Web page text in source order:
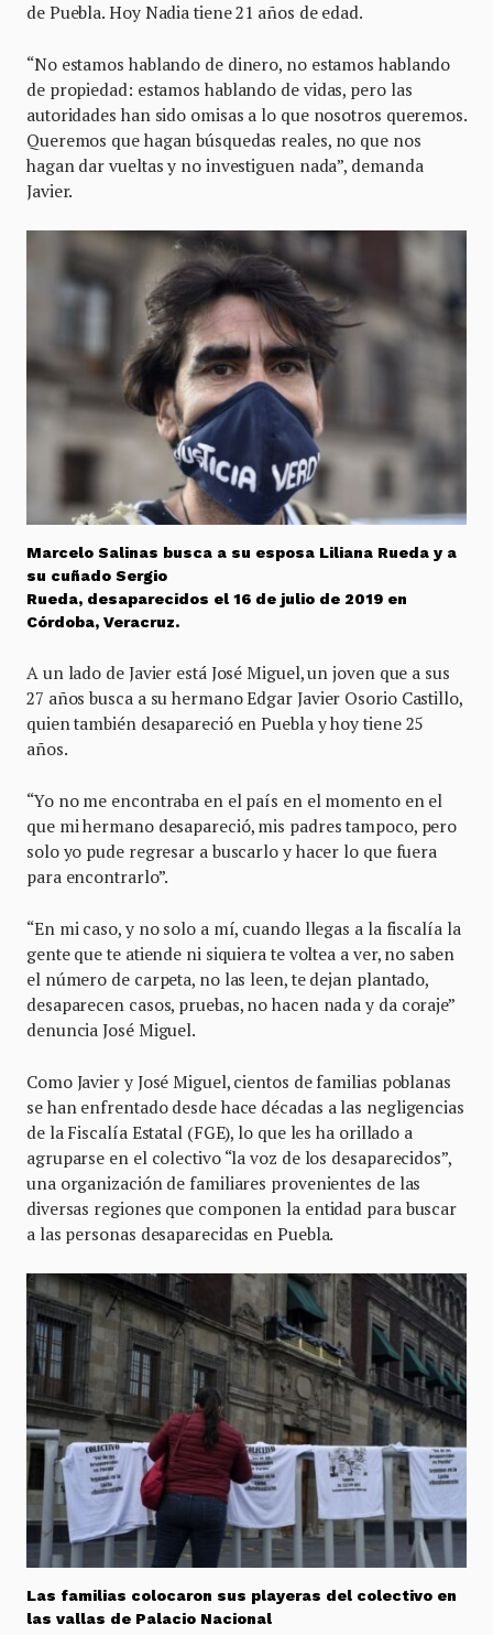
de Puebla. Hoy Nadia tiene 21 años de edad.
“No estamos hablando de dinero, no estamos hablando
de propiedad: estamos hablando de vidas, pero las
autoridades han sido omisas a lo que nosotros queremos.
Queremos que hagan búsquedas reales, no que nos
hagan dar vueltas y no investiguen nada”, demanda
Javier.
Marcelo Salinas busca a su esposa Liliana Rueda y a
su cuñado Sergio
Rueda, desaparecidos el 16 de julio de 2019 en
Córdoba, Veracruz.
A un lado de Javier está José Miguel, un joven que a sus
27 años busca a su hermano Edgar Javier Osorio Castillo,
quien también desapareció en Puebla y hoy tiene 25
años.
“Yo no me encontraba en el país en el momento en el
que mi hermano desapareció, mis padres tampoco, pero
solo yo pude regresar a buscarlo y hacer lo que fuera
para encontrarlo”.
“En mi caso, y no solo a mí, cuando llegas a la fiscalía la
gente que te atiende ni siquiera te voltea a ver, no saben
el número de carpeta, no las leen, te dejan plantado,
desaparecen casos, pruebas, no hacen nada y da coraje”
denuncia José Miguel.
Como Javier y José Miguel, cientos de familias poblanas
se han enfrentado desde hace décadas a las negligencias
de la Fiscalía Estatal (FGE), lo que les ha orillado a
agruparse en el colectivo “la voz de los desaparecidos”,
una organización de familiares provenientes de las
diversas regiones que componen la entidad para buscar
a las personas desaparecidas en Puebla.
Las familias colocaron sus playeras del colectivo en
las vallas de Palacio Nacional